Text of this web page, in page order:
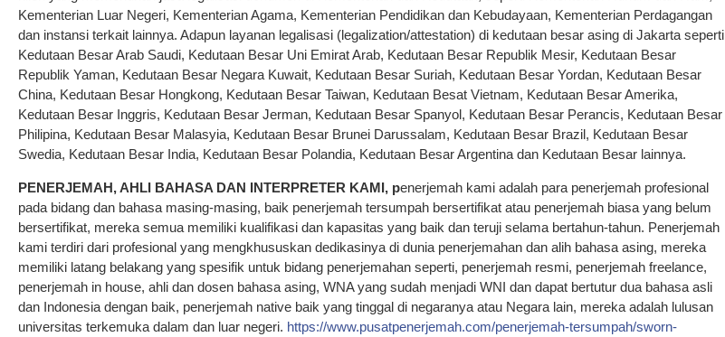
Kementerian Luar Negeri, Kementerian Agama, Kementerian Pendidikan dan Kebudayaan, Kementerian Perdagangan
dan instansi terkait lainnya. Adapun layanan legalisasi (legalization/attestation) di kedutaan besar asing di Jakarta seperti
Kedutaan Besar Arab Saudi, Kedutaan Besar Uni Emirat Arab, Kedutaan Besar Republik Mesir, Kedutaan Besar
Republik Yaman, Kedutaan Besar Negara Kuwait, Kedutaan Besar Suriah, Kedutaan Besar Yordan, Kedutaan Besar
China, Kedutaan Besar Hongkong, Kedutaan Besar Taiwan, Kedutaan Besat Vietnam, Kedutaan Besar Amerika,
Kedutaan Besar Inggris, Kedutaan Besar Jerman, Kedutaan Besar Spanyol, Kedutaan Besar Perancis, Kedutaan Besar
Philipina, Kedutaan Besar Malasyia, Kedutaan Besar Brunei Darussalam, Kedutaan Besar Brazil, Kedutaan Besar
Swedia, Kedutaan Besar India, Kedutaan Besar Polandia, Kedutaan Besar Argentina dan Kedutaan Besar lainnya.
PENERJEMAH, AHLI BAHASA DAN INTERPRETER KAMI, penerjemah kami adalah para penerjemah profesional
pada bidang dan bahasa masing-masing, baik penerjemah tersumpah bersertifikat atau penerjemah biasa yang belum
bersertifikat, mereka semua memiliki kualifikasi dan kapasitas yang baik dan teruji selama bertahun-tahun. Penerjemah
kami terdiri dari profesional yang mengkhususkan dedikasinya di dunia penerjemahan dan alih bahasa asing, mereka
memiliki latang belakang yang spesifik untuk bidang penerjemahan seperti, penerjemah resmi, penerjemah freelance,
penerjemah in house, ahli dan dosen bahasa asing, WNA yang sudah menjadi WNI dan dapat bertutur dua bahasa asli
dan Indonesia dengan baik, penerjemah native baik yang tinggal di negaranya atau Negara lain, mereka adalah lulusan
universitas terkemuka dalam dan luar negeri. https://www.pusatpenerjemah.com/penerjemah-tersumpah/sworn-